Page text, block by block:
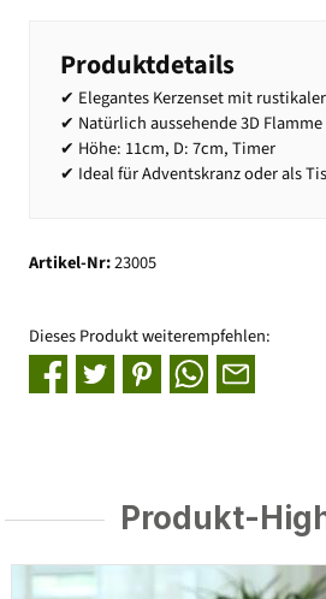
Produktdetails
✔ Elegantes Kerzenset mit
✔ Natürlich aussehende 3D Flamme
✔ Höhe: 11cm, D: 7cm, Timer
✔ Ideal für Adventskranz oder als
Artikel-Nr:23005
Dieses Produkt weiterempfehlen:
Produkt-